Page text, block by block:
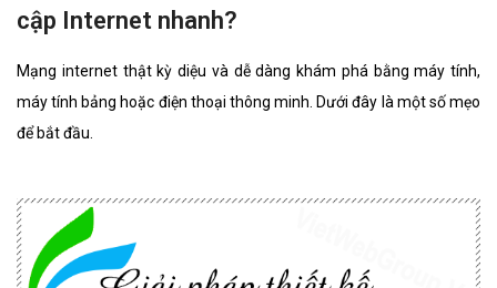
cập Internet nhanh?
Mạng internet thật kỳ diệu và dễ dàng khám phá bằng máy tính,
máy tính bảng hoặc điện thoại thông minh. Dưới đây là một số mẹo
để bắt đầu.